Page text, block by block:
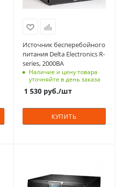
8.2
230
В стойку (rack)
Вес, кг
9
Источник бесперебойного
питания Delta Electronics R-
series, 2000ВА
Наличие и цену товара
уточняйте в день заказа
1 530руб./шт
КУПИТЬ
Входное напряжение,